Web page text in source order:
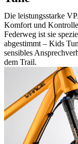
Die leistungsstarke
Komfort und
Federweg ist sie
abgestimmt – Kids
sensibles
dem Trail.